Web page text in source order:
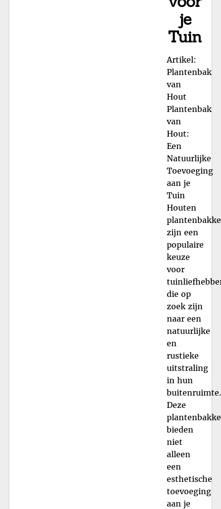
je
Tuin
Artikel:
Plantenbak
van
Hout
Plantenbak
van
Hout:
Een
Natuurlijke
Toevoeging
aan je
Tuin
Houten
zijn een
populaire
keuze
voor
die op
zoek zijn
naar een
natuurlijke
en
rustieke
uitstraling
in hun
buitenruimte.
Deze
bieden
niet
alleen
een
esthetische
toevoeging
aan je